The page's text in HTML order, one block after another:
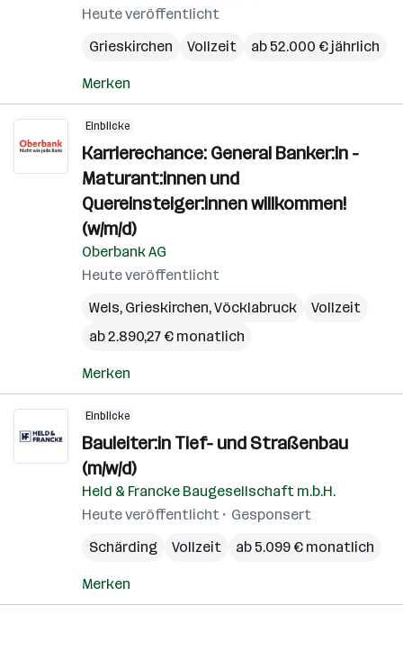
Heute veröffentlicht
Grieskirchen
Vollzeit ab 52.000 € jährlich
Merken
Einblicke
Karrierechance: General Banker:in -
Maturant:innen und
Quereinsteiger:innen willkommen!
(w/m/d)
Oberbank AG
Heute veröffentlicht
Wels, Grieskirchen,Vöcklabruck
Vollzeit
ab 2.890,27 € monatlich
Merken
Einblicke
Bauleiter:in Tief- und Straßenbau
(m/w/d)
Held & Francke Baugesellschaft m.b.H.
Heute veröffentlicht
Gesponsert
Schärding
Vollzeit ab 5.099 € monatlich
Merken